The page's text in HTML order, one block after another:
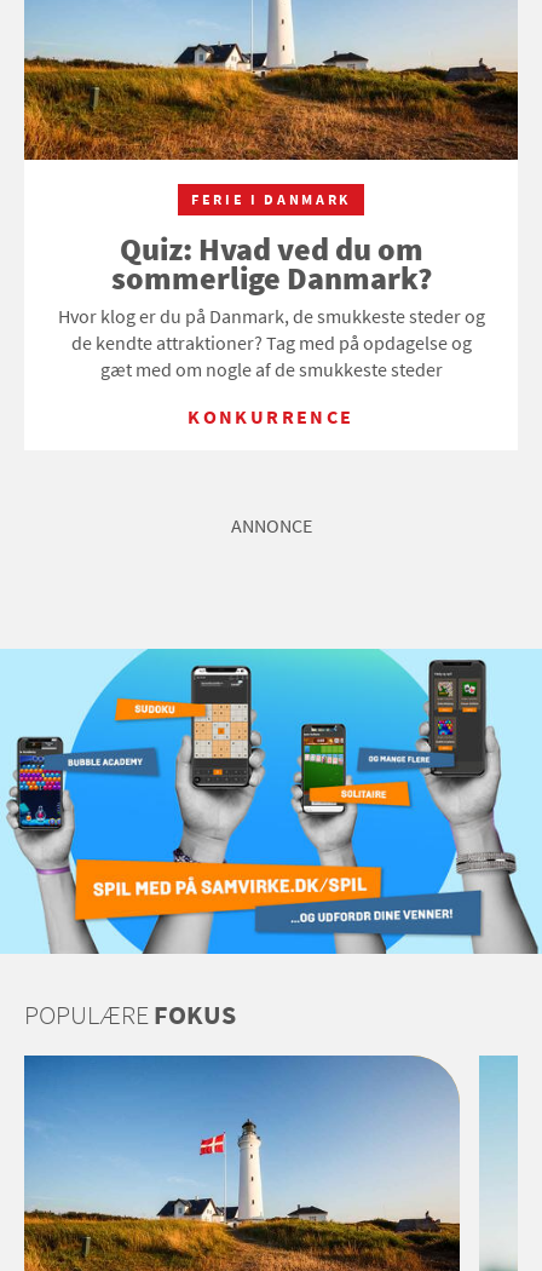
FERIE I DANMARK
Quiz: Hvad ved du om
sommerlige Danmark?
Hvor klog er du på Danmark, de smukkeste steder og
de kendte attraktioner? Tag med på opdagelse og
gæt med om nogle af de smukkeste steder
KONKURRENCE
ANNONCE
POPULÆREFOKUS